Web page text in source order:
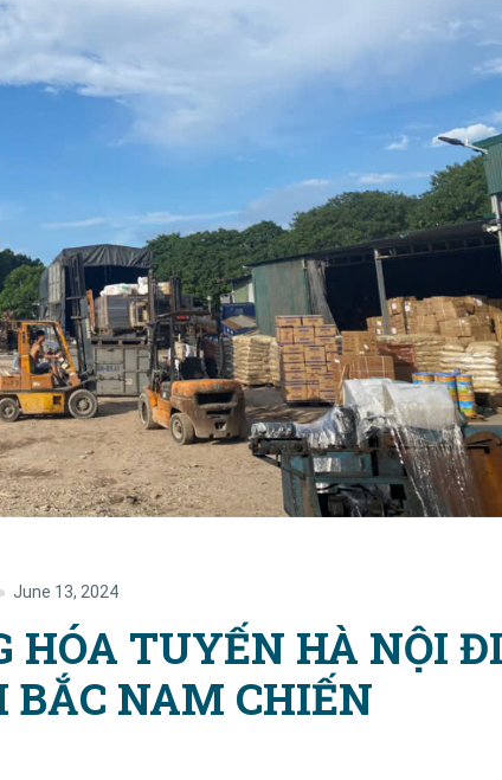
June 13, 2024
HÓA TUYẾN HÀ NỘI
NAM CHIẾN